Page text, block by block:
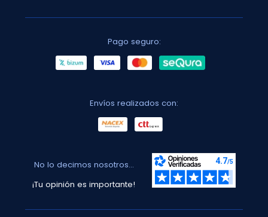
Pago seguro:
Envíos realizados con:
No lo decimos nosotros...
¡Tu opinión es importante!